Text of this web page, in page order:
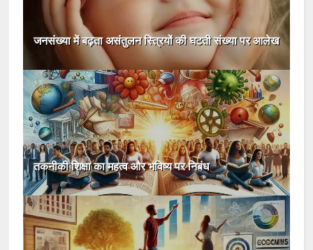
जनसंख्या में बढ़ता असंतुलन स्त्रियों की घटती संख्या पर आलेख
तकनीकी शिक्षा का महत्व और भविष्य पर निबंध